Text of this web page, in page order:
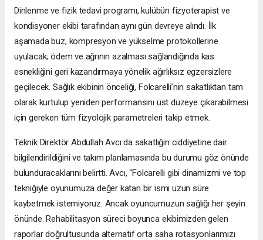
Dinlenme ve fizik tedavi programı, kulübün fizyoterapist ve
kondisyoner ekibi tarafından aynı gün devreye alındı. İlk
aşamada buz, kompresyon ve yükselme protokollerine
uyulacak; ödem ve ağrının azalması sağlandığında kas
esnekliğini geri kazandırmaya yönelik ağırlıksız egzersizlere
geçilecek. Sağlık ekibinin önceliği, Folcarelli’nin sakatlıktan tam
olarak kurtulup yeniden performansını üst düzeye çıkarabilmesi
için gereken tüm fizyolojik parametreleri takip etmek.
Teknik Direktör Abdullah Avcı da sakatlığın ciddiyetine dair
bilgilendirildiğini ve takım planlamasında bu durumu göz önünde
bulunduracaklarını belirtti. Avcı, “Folcarelli gibi dinamizmi ve top
tekniğiyle oyunumuza değer katan bir ismi uzun süre
kaybetmek istemiyoruz. Ancak oyuncumuzun sağlığı her şeyin
önünde. Rehabilitasyon süreci boyunca ekibimizden gelen
raporlar doğrultusunda alternatif orta saha rotasyonlarımızı